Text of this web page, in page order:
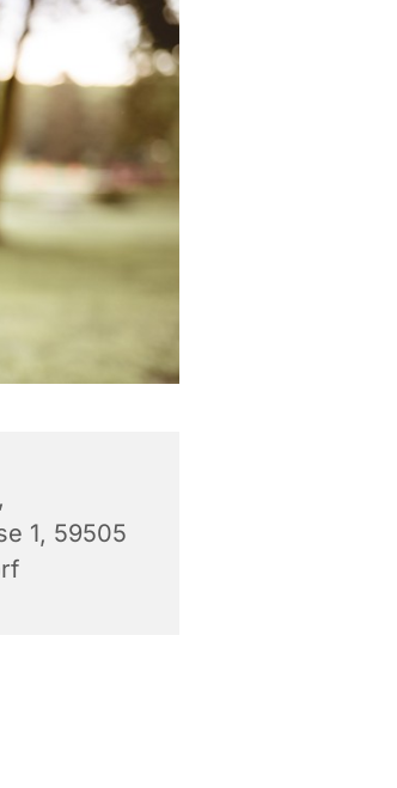
1, 59505